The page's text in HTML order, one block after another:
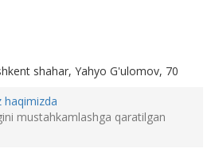
shahar, Yahyo G'ulomov, 70
haqimizda
mustahkamlashga qaratilgan